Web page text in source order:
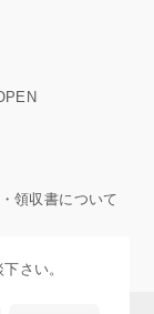
領収書について
さい。